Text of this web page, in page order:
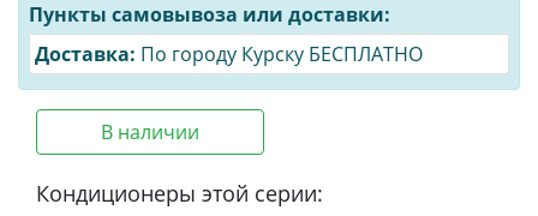
Пункты самовывоза или доставки:
Доставка: По городу Курску БЕСПЛАТНО
В наличии
Кондиционеры этой серии: